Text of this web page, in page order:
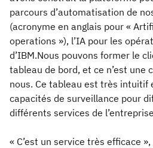
parcours d’automatisation de
(acronyme en anglais pour «
operations »), l’IA pour les
d’IBM.Nous pouvons former le
tableau de bord, et ce n’est une
nous. Ce tableau est très intuitif
capacités de surveillance pour
différents services de
« C’est un service très efficace